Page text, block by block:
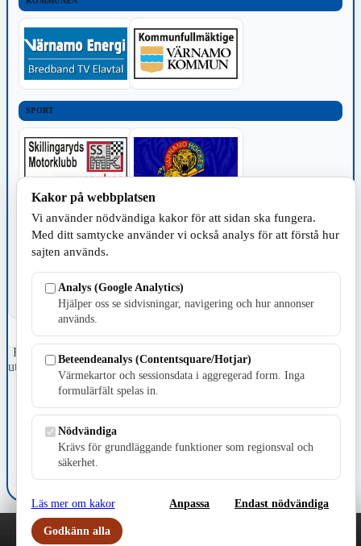
SPORT
TILLVERKNING
Fristående webbtidningsföretag grundat 1991 som sedan 2002 ger
ut tidningen Skillingaryd.nu och 2010 lanserades Värnamo.nu. Från
april 2026 omfattar Skillingaryd.nu tre kommuner: Gnosjö,
Värnamo och Vaggeryds kommun.
E-post: redaktionen@skillingaryd.nu
Postadress: Gisslaköp 1, 568 92 Skillingaryd
Kakinställningar
Kakor på webbplatsen
Vi använder nödvändiga kakor för att sidan ska fungera.
Med ditt samtycke använder vi också analys för att förstå hur
sajten används.
Analys (Google Analytics)
Hjälper oss se sidvisningar, navigering och hur annonser
används.
Beteendeanalys (Contentsquare/Hotjar)
Värmekartor och sessionsdata i aggregerad form. Inga
formulärfält spelas in.
Nödvändiga
Krävs för grundläggande funktioner som regionsval och
säkerhet.
Läs mer om kakor Anpassa Endast nödvändiga
Godkänn alla